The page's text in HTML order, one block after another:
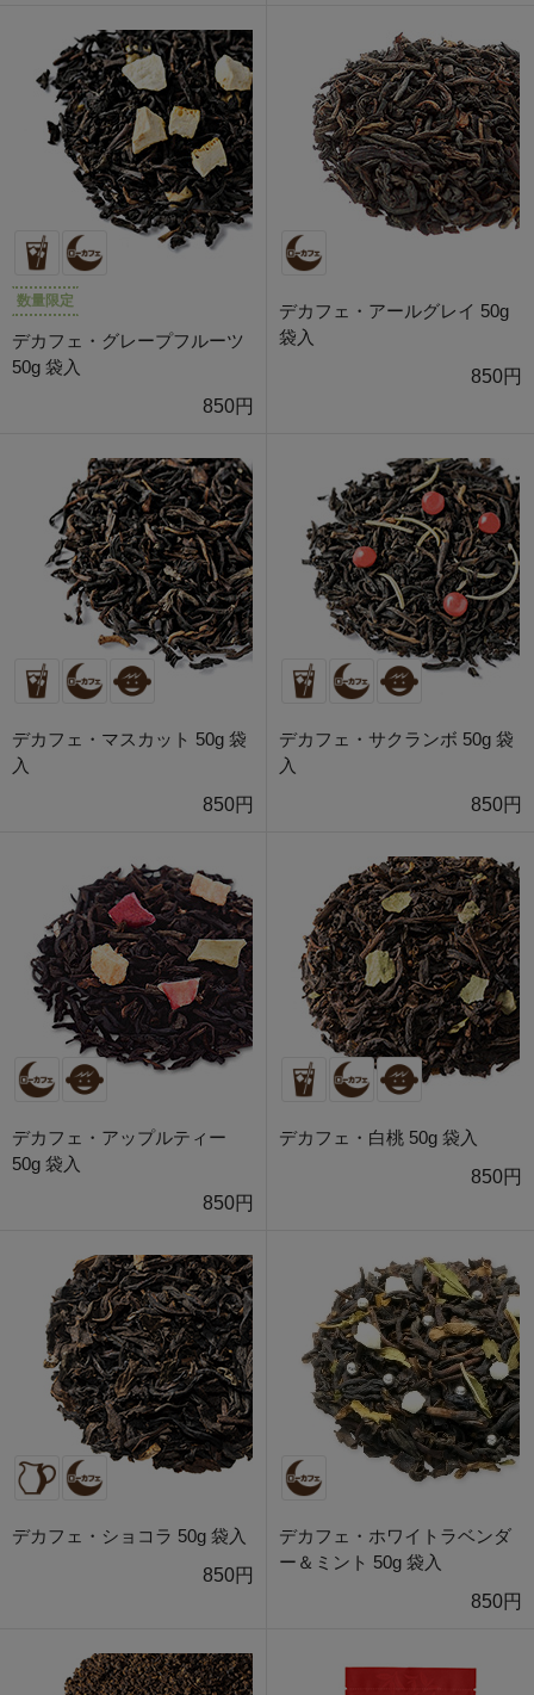
数量限定
デカフェ・グレープフルーツ
50g 袋入
850円
デカフェ・アールグレイ 50g
袋入
850円
デカフェ・マスカット 50g 袋
入
850円
デカフェ・サクランボ 50g 袋
入
850円
デカフェ・アップルティー
50g 袋入
850円
デカフェ・白桃 50g 袋入
850円
デカフェ・ショコラ 50g 袋入
850円
デカフェ・ホワイトラベンダ
ー＆ミント 50g 袋入
850円